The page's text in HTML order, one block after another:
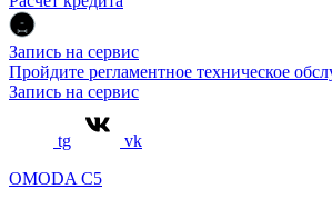
Запись на сервис
Пройдите регламентное техническое
Запись на сервис
tg
vk
OMODA C5